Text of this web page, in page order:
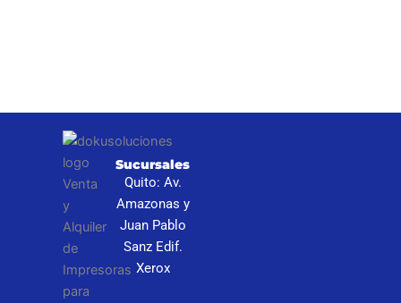
Sucursales
Quito: Av.
Amazonas y
Juan Pablo
Sanz Edif.
Xerox